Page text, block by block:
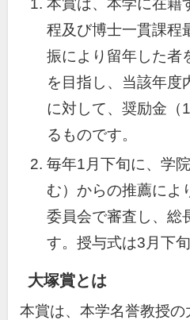
本賞は、本学に在籍
程及び博士一貫課程
振により留年した者
を目指し、当該年度
に対して、奨励金（
るものです。
毎年1月下旬に、学
む）からの推薦によ
委員会で審査し、総
す。授与式は3月下
大塚賞とは
本賞は、本学名誉教授